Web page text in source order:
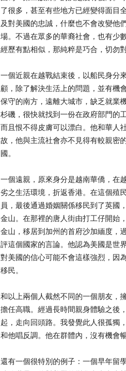
了很多，甚至有些地方已經變得面目
及對美國的忠誠，什麼也不會改變他
場。不過在眾多的華裔社會，也有少
經歷有點相似，那純粹是巧合，切勿對
一個近親在越戰結束後，以船民身分
顧，除了解決生活上的問題，並有機
保守的南方，遠離大城市，缺乏就業
杉磯，很快就找到一份在政府部門的
而且恨不得皮膚可以漂白。他和華人
故，他與主流社會亦不見得有較親密
國。
一個遠親，原來身分是越南華僑，在
劣之生活環境，折返香港。在這個殖
員，最後通過婚姻關係移民到了英國
金山。在那裡的唐人街由打工仔開始
金山，移居到加州的首府沙加緬度，
評這個國家的言論。他認為美國是世
對美國的信心可能不會這樣強烈，因
移民。
和以上兩個人截然不同的一個朋友，
擔任高職。經過長時間親身體驗之後
起，走向回頭路。我發覺此人很孤獨
和他唱反調。他在群體內，沒有機會
還有一個很特別的例子：一個早年留